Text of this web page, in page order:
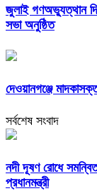
জুলাই গণঅভ্যুত্থান
সভা অনুষ্ঠিত
দেওয়ানগঞ্জে
সর্বশেষ সংবাদ
নদী দূষণ রোধে
প্রধানমন্ত্রী